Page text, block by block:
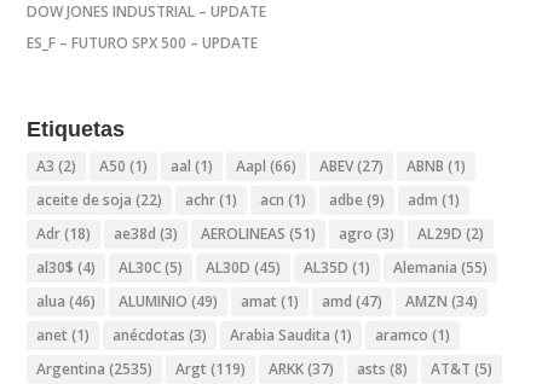
DOW JONES INDUSTRIAL – UPDATE
ES_F – FUTURO SPX 500 – UPDATE
Etiquetas
A3 (2) A50 (1) aal (1) Aapl (66) ABEV(27) ABNB (1)
aceite de soja (22) achr(1) acn (1) adbe (9) adm (1)
Adr(18) ae38d (3) AEROLINEAS (51) agro (3) AL29D (2)
al30$ (4) AL30C(5) AL30D (45) AL35D (1) Alemania (55)
alua (46) ALUMINIO (49) amat (1) amd (47) AMZN (34)
anet (1) anécdotas (3) Arabia Saudita (1) aramco (1)
Argentina (2535) Argt (119) ARKK(37) asts (8) AT&T (5)